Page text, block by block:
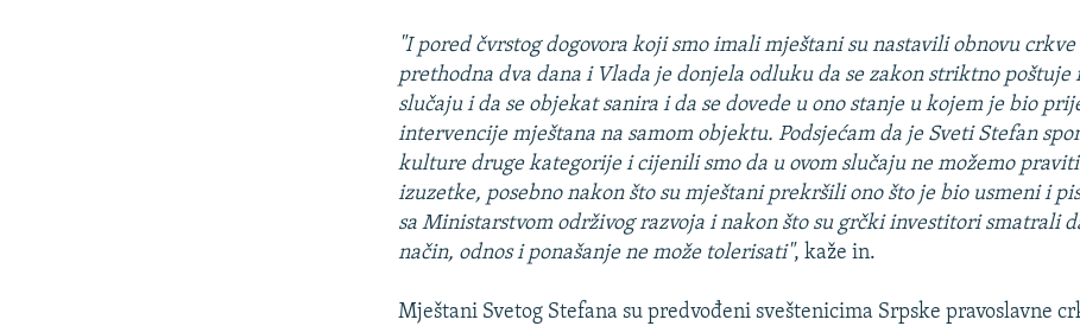
"I pored čvrstog dogovora koji smo imali mještani su nastavili obnovu
prethodna dva dana i Vlada je donjela odluku da se zakon striktno poštuje
slučaju i da se objekat sanira i da se dovede u ono stanje u kojem je bio
intervencije mještana na samom objektu. Podsjećam da je Sveti Stefan
kulture druge kategorije i cijenili smo da u ovom slučaju ne možemo
izuzetke, posebno nakon što su mještani prekršili ono što je bio usmeni i
sa Ministarstvom održivog razvoja i nakon što su grčki investitori smatrali
način, odnos i ponašanje ne može tolerisati", kaže in.
Mještani Svetog Stefana su predvođeni sveštenicima Srpske pravoslavne